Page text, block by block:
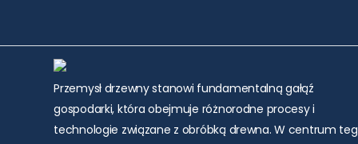
Przemysł drzewny stanowi fundamentalną gałąź
gospodarki, która obejmuje różnorodne procesy i
technologie związane z obróbką drewna. W centrum